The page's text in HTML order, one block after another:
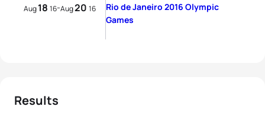
Aug18 16-Aug20 16
Rio de Janeiro 2016 Olympic
Games
Results